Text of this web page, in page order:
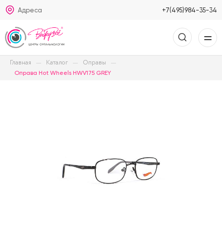
Адреса +7(495)984-35-34
Главная Каталог Оправы
Оправа Hot Wheels HWV175 GREY